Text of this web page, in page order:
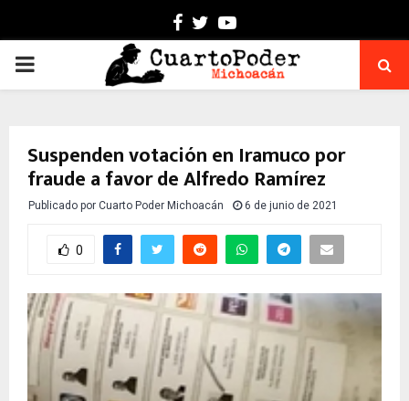
Facebook
TwitterYoutube
PRIMARY
Suspenden votación en Iramuco por
fraude a favor de Alfredo Ramírez
Publicado por Cuarto Poder Michoacán 6 de junio de 2021
0